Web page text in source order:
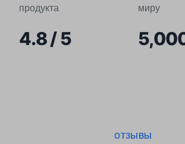
продукта
4.8 / 5
миру
ОТЗЫВЫ